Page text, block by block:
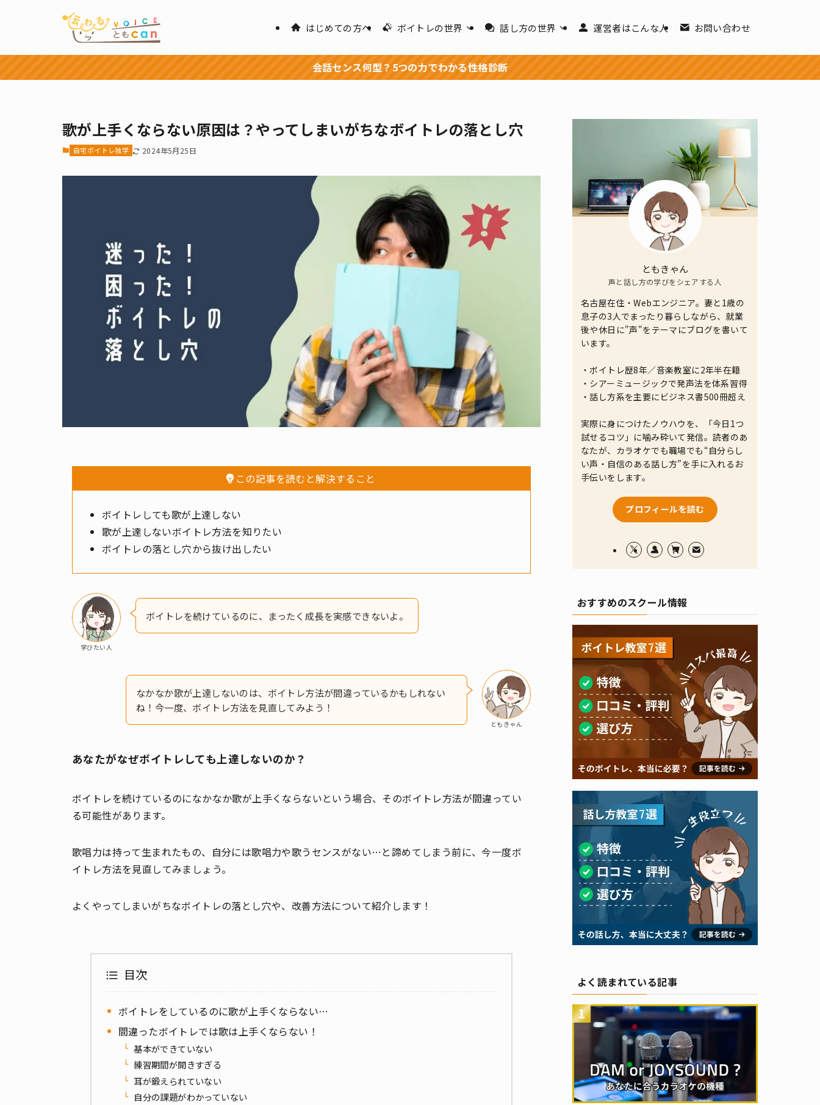
はじめての方へ ボイトレの世界 話し方の世界 運営者はこんな人 お問い合わせ
会話センス何型？5つの力でわかる性格診断
歌が上手くならない原因は？やってしまいがちなボイトレの落とし穴
自宅ボイトレ独学 2024年5月25日
この記事を読むと解決すること
ボイトレしても歌が上達しない
歌が上達しないボイトレ方法を知りたい
ボイトレの落とし穴から抜け出したい
学びたい人
ボイトレを続けているのに、まったく成長を実感できないよ。
ともきゃん
なかなか歌が上達しないのは、ボイトレ方法が間違っているかもしれない
ね！今一度、ボイトレ方法を見直してみよう！
あなたがなぜボイトレしても上達しないのか？
ボイトレを続けているのになかなか歌が上手くならないという場合、そのボイトレ方法が間違ってい
る可能性があります。
歌唱力は持って生まれたもの、自分には歌唱力や歌うセンスがない…と諦めてしまう前に、今一度ボ
イトレ方法を見直してみましょう。
よくやってしまいがちなボイトレの落とし穴や、改善方法について紹介します！
目次
ボイトレをしているのに歌が上手くならない…
間違ったボイトレでは歌は上手くならない！
基本ができていない
練習期間が開きすぎる
耳が鍛えられていない
自分の課題がわかっていない
ともきゃん
声と話し方の学びをシェアする人
名古屋在住・Webエンジニア。妻と1歳の
息子の3人でまったり暮らしながら、就業
後や休日に"声"をテーマにブログを書いて
います。
・ボイトレ歴8年／音楽教室に2年半在籍
・シアーミュージックで発声法を体系習得
・話し方系を主要にビジネス書500冊超え
実際に身につけたノウハウを、「今日1つ
試せるコツ」に噛み砕いて発信。読者のあ
なたが、カラオケでも職場でも“自分らし
い声・自信のある話し方”を手に入れるお
手伝いをします。
プロフィールを読む
おすすめのスクール情報
よく読まれている記事
1